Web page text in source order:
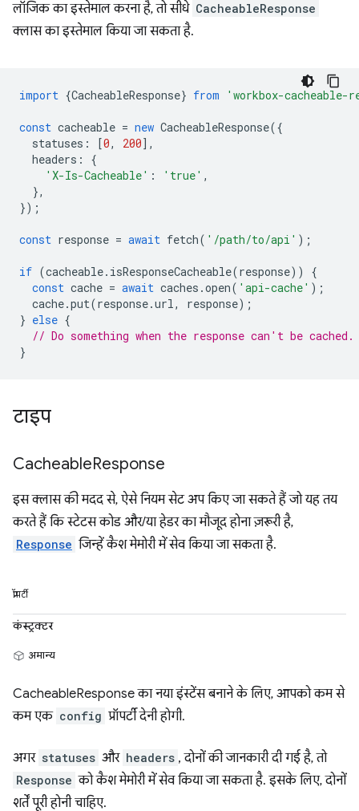
लॉजिक का इस्तेमाल करना है, तो सीधे CacheableResponse
क्लास का इस्तेमाल किया जा सकता है.
import {CacheableResponse} from 'workbox-cacheable-
const cacheable = new CacheableResponse({
statuses : [0, 200],
headers :
{
'X-Is-Cacheable' : 'true' ,
},
});
const response = await fetch( '/path/to/api' );
if (cacheable. isResponseCacheable(response))
{
const cache = await caches .open( 'api-cache' );
cache.put(response.url, response);
} else {
// Do something when the response can't be cached.
}
टाइप
CacheableResponse
इस क्लास की मदद से, ऐसे नियम सेट अप किए जा सकते हैं जो यह तय
करते हैं कि स्टेटस कोड और/या हेडर का मौजूद होना ज़रूरी है,
Response जिन्हें कैश मेमोरी में सेव किया जा सकता है.
प्रॉपर्टी
कंस्ट्रक्टर
अमान्य
CacheableResponse का नया इंस्टेंस बनाने के लिए, आपको कम से
कम एक config प्रॉपर्टी देनी होगी.
अगर statuses और headers , दोनों की जानकारी दी गई है, तो
Response को कैश मेमोरी में सेव किया जा सकता है. इसके लिए, दोनों
शर्तें पूरी होनी चाहिए.